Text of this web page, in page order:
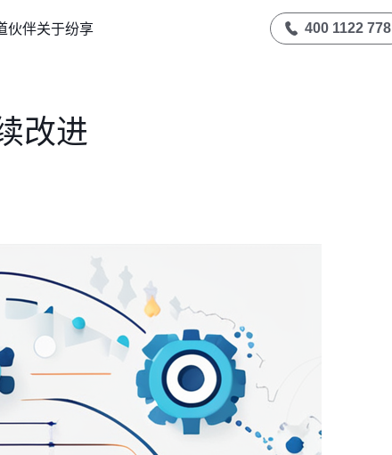
伙伴关于纷享 400 1122 778
改进